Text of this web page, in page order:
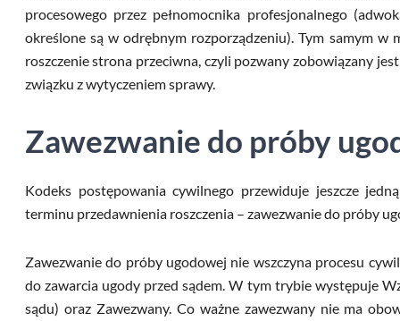
procesowego przez pełnomocnika profesjonalnego
określone są w odrębnym rozporządzeniu). Tym samym w
roszczenie strona przeciwna, czyli pozwany zobowiązany
związku z wytyczeniem sprawy.
Zawezwanie do próby
Kodeks postępowania cywilnego przewiduje jeszcze
terminu przedawnienia roszczenia – zawezwanie do próby
Zawezwanie do próby ugodowej nie wszczyna procesu
do zawarcia ugody przed sądem. W tym trybie występuje
sądu) oraz Zawezwany. Co ważne zawezwany nie ma